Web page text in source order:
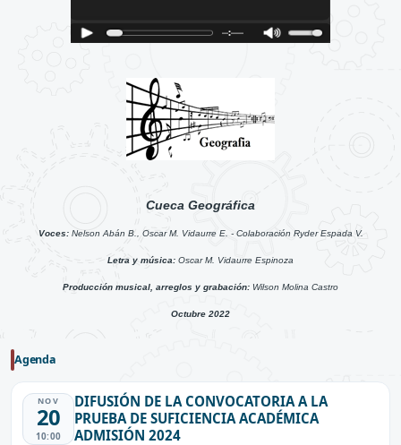
Cueca Geográfica
Voces: Nelson Abán B., Oscar M. Vidaurre E. - Colaboración Ryder Espada V.
Letra y música: Oscar M. Vidaurre Espinoza
Producción musical, arreglos y grabación: Wilson Molina Castro
Octubre 2022
Agenda
NOV
20
10:00
DIFUSIÓN DE LA CONVOCATORIA A LA
PRUEBA DE SUFICIENCIA ACADÉMICA
ADMISIÓN 2024